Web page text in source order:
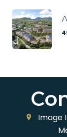
Image